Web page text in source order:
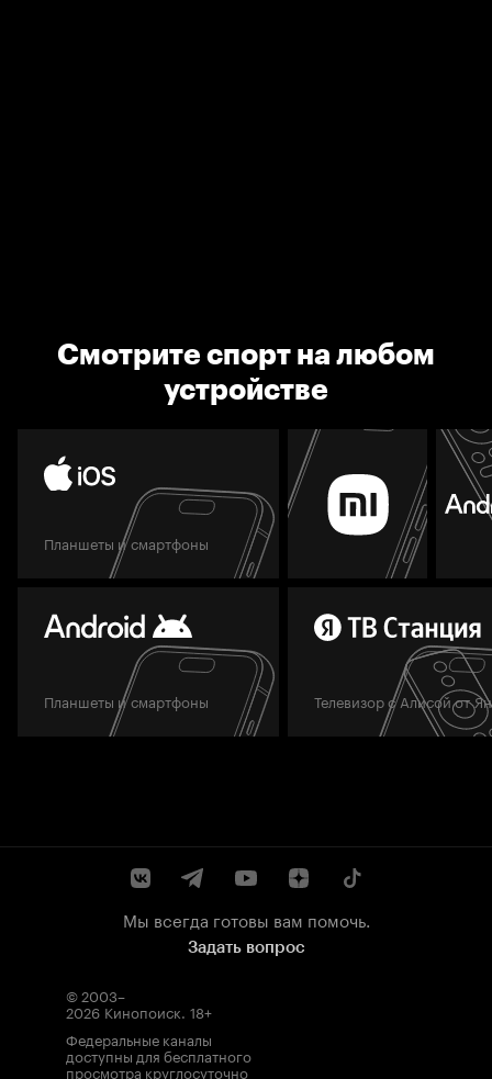
Смотрите спорт на любом
устройстве
Планшеты и смартфоны
Планшеты и смартфоны Телевизор с Алисой от
Мы всегда готовы вам помочь.
Задать вопрос
© 2003–
2026 Кинопоиск. 18+
Федеральные каналы
доступны для бесплатного
просмотра круглосуточно